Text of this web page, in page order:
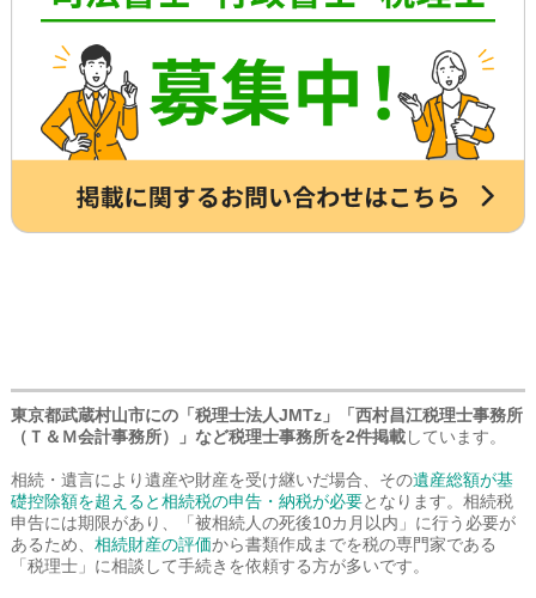
詳しくは専門スタッフまでお問合せくだ
東京都武蔵村山市にの「税理士法人JMTz」「西村昌江税理士事務所
（Ｔ＆Ｍ会計事務所）」など税理士事務所を2件掲載しています。
相続・遺言により遺産や財産を受け継いだ場合、その遺産総額が基
礎控除額を超えると相続税の申告・納税が必要となります。相続税
申告には期限があり、「被相続人の死後10カ月以内」に行う必要が
あるため、 相続財産の評価から書類作成までを税の専門家である
「税理士」に相談して手続きを依頼する方が多いです。